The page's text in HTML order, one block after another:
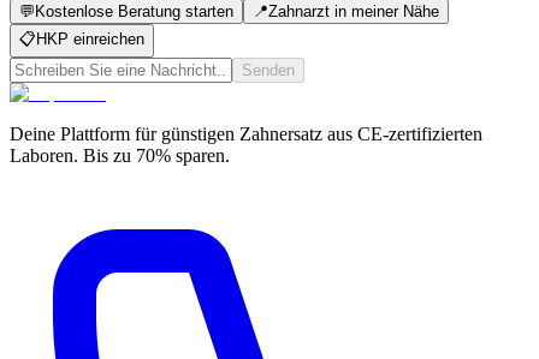
💬 Kostenlose Beratung starten 📍Zahnarzt in meiner Nähe
📋 HKP einreichen
Senden
Deine Plattform für günstigen Zahnersatz aus CE-zertifizierten
Laboren. Bis zu 70% sparen.